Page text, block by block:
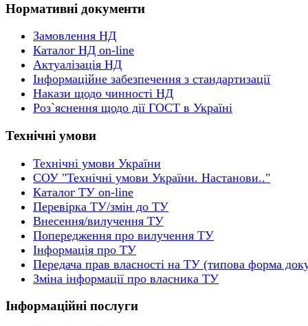
Нормативні документи
Замовлення НД
Каталог НД on-line
Актуалізація НД
Інформаційне забезпечення з стандартизації
Накази щодо чинності НД
Роз`яснення щодо дії ГОСТ в Україні
Технічні умови
Технічні умови України
СОУ "Технічні умови України. Настанови.."
Каталог ТУ on-line
Перевірка ТУ/змін до ТУ
Внесення/вилучення ТУ
Попередження про вилучення ТУ
Інформація про ТУ
Передача прав власності на ТУ (типова форма
Зміна інформації про власника ТУ
Інформаційні послуги